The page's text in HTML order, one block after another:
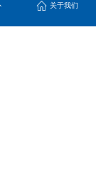
关于我们